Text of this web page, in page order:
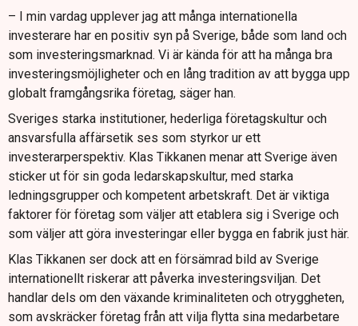
– I min vardag upplever jag att många internationella
investerare har en positiv syn på Sverige, både som land och
som investeringsmarknad. Vi är kända för att ha många bra
investeringsmöjligheter och en lång tradition av att bygga upp
globalt framgångsrika företag, säger han.
Sveriges starka institutioner, hederliga företagskultur och
ansvarsfulla affärsetik ses som styrkor ur ett
investerarperspektiv. Klas Tikkanen menar att Sverige även
sticker ut för sin goda ledarskapskultur, med starka
ledningsgrupper och kompetent arbetskraft. Det är viktiga
faktorer för företag som väljer att etablera sig i Sverige och
som väljer att göra investeringar eller bygga en fabrik just här.
Klas Tikkanen ser dock att en försämrad bild av Sverige
internationellt riskerar att påverka investeringsviljan. Det
handlar dels om den växande kriminaliteten och otryggheten,
som avskräcker företag från att vilja flytta sina medarbetare